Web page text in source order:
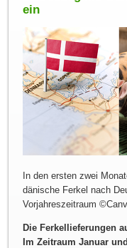
ein
In den ersten zwei
dänische Ferkel nach
Vorjahreszeitraum
Die Ferkellieferungen
Im Zeitraum Januar